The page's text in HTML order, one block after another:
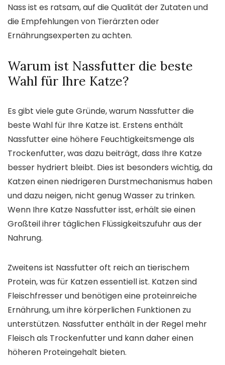
Nass ist es ratsam, auf die Qualität der Zutaten und
die Empfehlungen von Tierärzten oder
Ernährungsexperten zu achten.
Warum ist Nassfutter die beste
Wahl für Ihre Katze?
Es gibt viele gute Gründe, warum Nassfutter die
beste Wahl für Ihre Katze ist. Erstens enthält
Nassfutter eine höhere Feuchtigkeitsmenge als
Trockenfutter, was dazu beiträgt, dass Ihre Katze
besser hydriert bleibt. Dies ist besonders wichtig, da
Katzen einen niedrigeren Durstmechanismus haben
und dazu neigen, nicht genug Wasser zu trinken.
Wenn Ihre Katze Nassfutter isst, erhält sie einen
Großteil ihrer täglichen Flüssigkeitszufuhr aus der
Nahrung.
Zweitens ist Nassfutter oft reich an tierischem
Protein, was für Katzen essentiell ist. Katzen sind
Fleischfresser und benötigen eine proteinreiche
Ernährung, um ihre körperlichen Funktionen zu
unterstützen. Nassfutter enthält in der Regel mehr
Fleisch als Trockenfutter und kann daher einen
höheren Proteingehalt bieten.